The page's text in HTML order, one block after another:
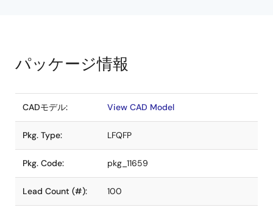
パッケージ情報
CADモデル: View CAD Model
Pkg. Type: LFQFP
Pkg. Code: pkg_11659
Lead Count (#): 100